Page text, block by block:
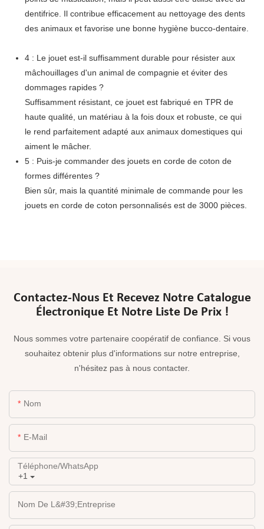
dentifrice. Il contribue efficacement au nettoyage des dents
des animaux et favorise une bonne hygiène bucco-dentaire.
4 : Le jouet est-il suffisamment durable pour résister aux
mâchouillages d'un animal de compagnie et éviter des
dommages rapides ?
Suffisamment résistant, ce jouet est fabriqué en TPR de
haute qualité, un matériau à la fois doux et robuste, ce qui
le rend parfaitement adapté aux animaux domestiques qui
aiment le mâcher.
5 : Puis-je commander des jouets en corde de coton de
formes différentes ?
Bien sûr, mais la quantité minimale de commande pour les
jouets en corde de coton personnalisés est de 3000 pièces.
Contactez-Nous Et Recevez Notre Catalogue
Électronique Et Notre Liste De Prix !
Nous sommes votre partenaire coopératif de confiance. Si vous
souhaitez obtenir plus d'informations sur notre entreprise,
n'hésitez pas à nous contacter.
Nom
E-Mail
+1
Téléphone/WhatsApp
Nom De L&#39;entreprise